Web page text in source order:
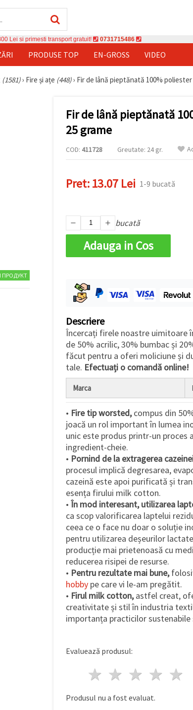
Lei si primesti transport gratuit! 0731715486
PRODUSE TOP EN-GROSS VIDEO
(1581)› Fire și ațe (448)› Fir de lână pieptănată 100% poliester
ПРОДУКТ
Fir de lână pieptănată
25 grame
COD: 411728 Greutate: 24 gr.
Pret:13.07 Lei 1-9 bucată
bucată
Adauga in Cos
Descriere
Încercați firele noastre uimitoare
de 50% acrilic, 30% bumbac și
făcut pentru a oferi moliciune și
tale. Efectuați o comandă online!
Marca
• Fire tip worsted,compus din
joacă un rol important în lumea
unic este produs printr-un proces
ingredient-cheie.
• Pornind de la extragerea
procesul implică degresarea,
cazeină este apoi purificată și
esența firului milk cotton.
• În mod interesant, utilizarea
ca scop valorificarea laptelui
ceea ce o face nu doar o soluție
pentru utilizarea deșeurilor
producție mai prietenoasă cu
reducerea risipei de resurse.
• Pentru rezultate mai bune,
hobby pe care vi le-am pregătit.
• Firul milk cotton,astfel creat,
creativitate și stil în industria
importanța practicilor sustenabile
Evaluează produsul:
4
3 stele
2 stele
1 stea
Produsul nu a fost evaluat.